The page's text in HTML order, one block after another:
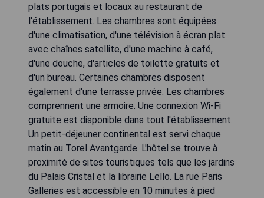
plats portugais et locaux au restaurant de
l'établissement. Les chambres sont équipées
d'une climatisation, d'une télévision à écran plat
avec chaînes satellite, d'une machine à café,
d'une douche, d'articles de toilette gratuits et
d'un bureau. Certaines chambres disposent
également d'une terrasse privée. Les chambres
comprennent une armoire. Une connexion Wi-Fi
gratuite est disponible dans tout l'établissement.
Un petit-déjeuner continental est servi chaque
matin au Torel Avantgarde. L'hôtel se trouve à
proximité de sites touristiques tels que les jardins
du Palais Cristal et la librairie Lello. La rue Paris
Galleries est accessible en 10 minutes à pied